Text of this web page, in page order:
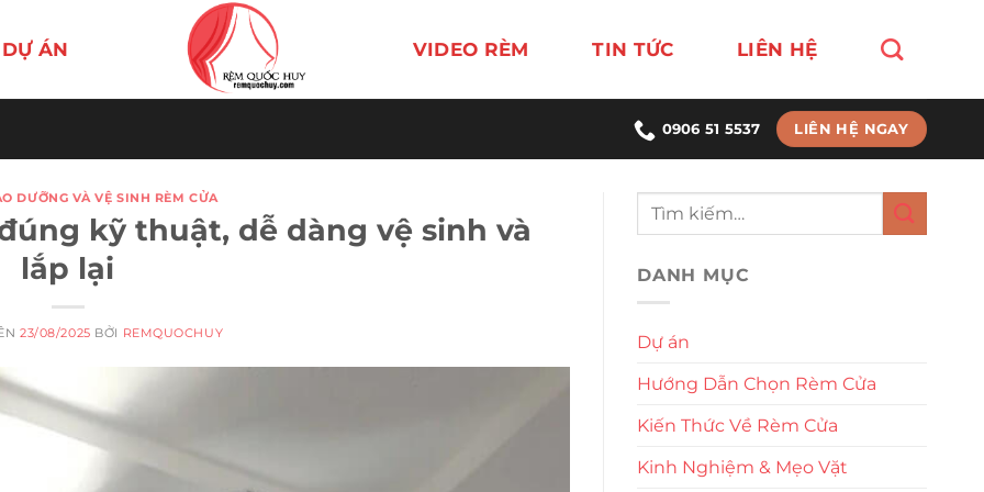
DỰ ÁN VIDEO RÈM TIN TỨC LIÊN HỆ
0906 51 5537 LIÊN HỆ NGAY
DƯỠNG VÀ VỆ SINH RÈM CỬA
kỹ thuật, dễ dàng vệ sinh và
lắp lại
23/08/2025 BỞI REMQUOCHUY
DANH MỤC
Dự án
Hướng Dẫn Chọn Rèm Cửa
Kiến Thức Về Rèm Cửa
Kinh Nghiệm & Mẹo Vặt